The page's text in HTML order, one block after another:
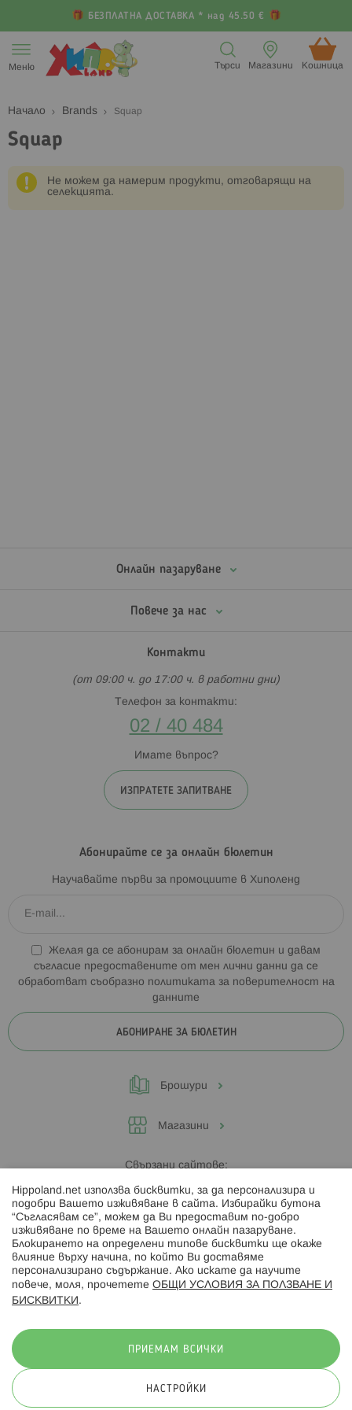
БЕЗПЛАТНА ДОСТАВКА * над 45.50 €
към
съдържанието
Меню Кошница (
Магазини
Търси
Начало Brands Squap
Squap
Не можем да намерим продукти, отговарящи на
селекцията.
Онлайн пазаруване
Повече за нас
Контакти
(от 09:00 ч. до 17:00 ч. в работни дни)
Телефон за контакти:
02 / 40 484
Имате въпрос?
ИЗПРАТЕТЕ ЗАПИТВАНЕ
Абонирайте се за онлайн бюлетин
Научавайте първи за промоциите в Хиполенд
Желая да се абонирам за онлайн бюлетин и давам
съгласие предоставените от мен лични данни да се
обработват съобразно политиката за поверителност на
данните
АБОНИРАНЕ ЗА БЮЛЕТИН
Брошури
Магазини
Свързани сайтове:
Hippoland.ro
Последвайте ни:
© 2026 Hippoland.net. Всички права запазени
Hippoland.net използва бисквитки, за да персонализира и
подобри Вашето изживяване в сайта. Избирайки бутона
“Съгласявам се”, можем да Ви предоставим по-добро
изживяване по време на Вашето онлайн пазаруване.
Блокирането на определени типове бисквитки ще окаже
влияние върху начина, по който Ви доставяме
персонализирано съдържание. Ако искате да научите
повече, моля, прочетете ОБЩИ УСЛОВИЯ ЗА ПОЛЗВАНЕ И
БИСКВИТКИ .
ПРИЕМАМ ВСИЧКИ
НАСТРОЙКИ